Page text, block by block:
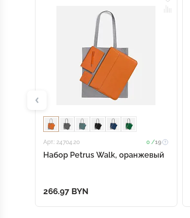
Арт.: 24704.20 0 /19
Набор Petrus Walk, оранжевый
266.97 BYN